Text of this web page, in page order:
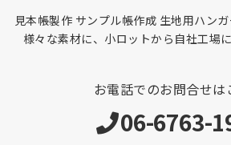
見本帳製作 サンプル帳作成 生地用ハン
様々な素材に、小ロットから自社工場
お電話でのお問合せは
06-6763-